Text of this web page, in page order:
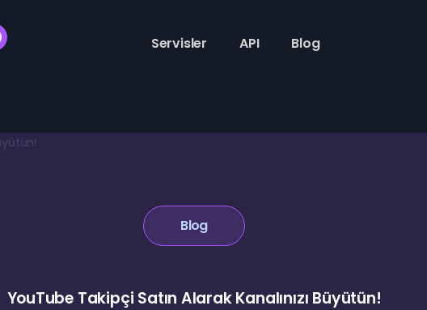
Servisler API Blog
Blog
YouTube Takipçi Satın Alarak Kanalınızı Büyütün!